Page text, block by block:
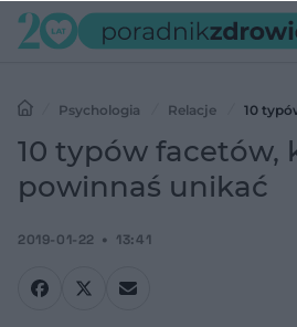
Psychologia Relacje
10
unikać
10 typów facetów,
powinnaś unikać
2019-01-22 13:41